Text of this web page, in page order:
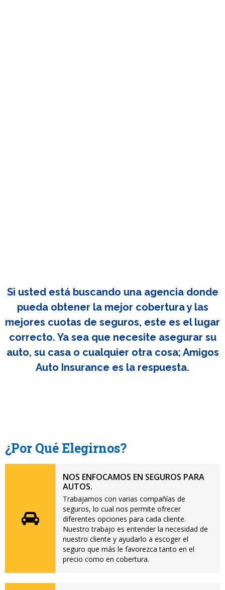
Si usted está buscando una agencia donde
pueda obtener la mejor cobertura y las
mejores cuotas de seguros, este es el lugar
correcto. Ya sea que necesite asegurar su
auto, su casa o cualquier otra cosa; Amigos
Auto Insurance es la respuesta.
¿Por Qué Elegirnos?
NOS ENFOCAMOS EN SEGUROS PARA
AUTOS.
Trabajamos con varias compañías de
seguros, lo cual nos permite ofrecer
diferentes opciones para cada cliente.
Nuestro trabajo es entender la necesidad de
nuestro cliente y ayudarlo a escoger el
seguro que más le favorezca tanto en el
precio como en cobertura.